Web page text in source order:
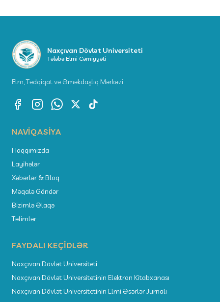
Naxçıvan Dövlət Universiteti
Tələbə Elmi Cəmiyyəti
Elm, Tədqiqat və Əməkdaşlıq Mərkəzi
NAVIQASIYA
Haqqımızda
Layihələr
Xəbərlər & Bloq
Məqalə Göndər
Bizimlə Əlaqə
Təlimlər
FAYDALI KEÇIDLƏR
Naxçıvan Dövlət Universiteti
Naxçıvan Dövlət Universitetinin Elektron Kitabxanası
Naxçıvan Dövlət Universitetinin Elmi Əsərlər Jurnalı